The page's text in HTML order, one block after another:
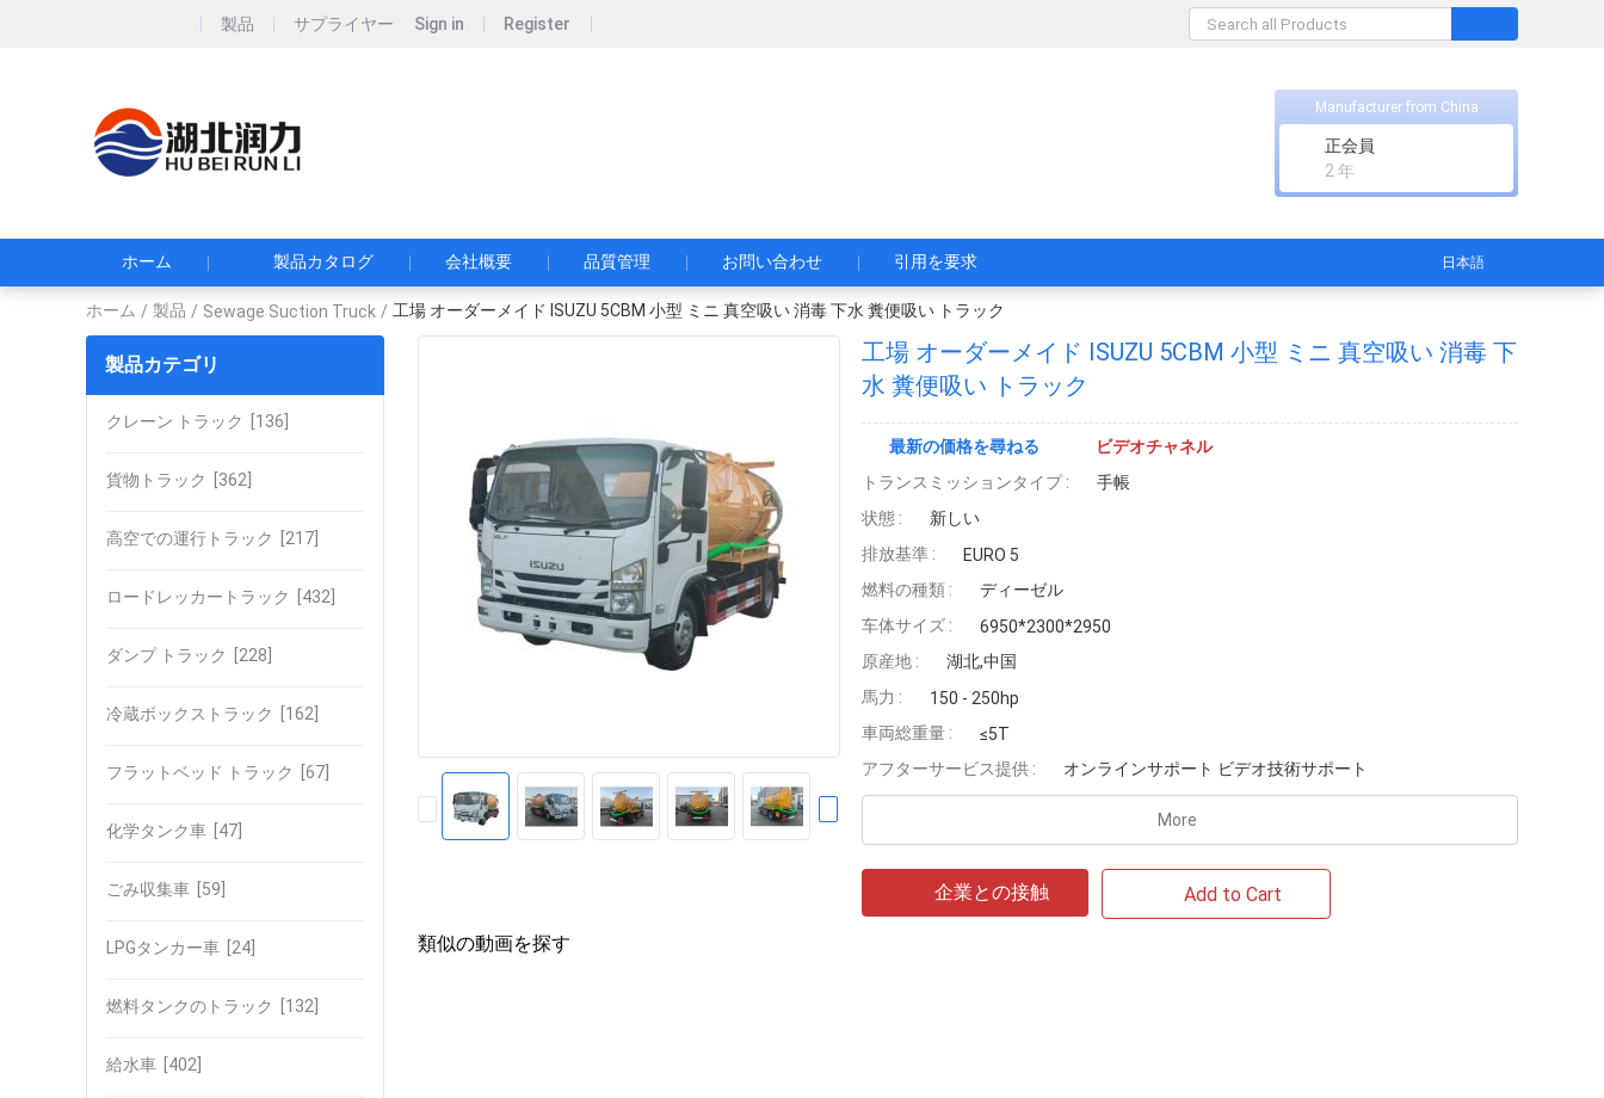
製品 サプライヤー Sign in Register
Manufacturer from China
正会員
2 年
ホーム 製品カタログ 会社概要 品質管理 お問い合わせ 引用を要求 日本語
ホーム / 製品 / Sewage Suction Truck / 工場 オーダーメイド ISUZU 5CBM 小型 ミニ 真空吸い 消毒 下水 糞便吸い トラック
製品カテゴリ
クレーン トラック [136]
貨物トラック [362]
高空での運行トラック [217]
ロードレッカートラック [432]
ダンプ トラック [228]
冷蔵ボックストラック [162]
フラットベッド トラック [67]
化学タンク車 [47]
ごみ収集車 [59]
LPGタンカー車 [24]
燃料タンクのトラック [132]
給水車 [402]
工場 オーダーメイド ISUZU 5CBM 小型 ミニ 真空吸い 消毒 下
水 糞便吸い トラック
最新の価格を尋ねる
ビデオチャネル
トランスミッションタイプ :
手帳
状態 :
新しい
排放基準 :
EURO 5
燃料の種類 :
ディーゼル
车体サイズ :
6950*2300*2950
原産地 :
湖北,中国
馬力 :
150 - 250hp
車両総重量 :
≤5T
アフターサービス提供 :
オンラインサポート ビデオ技術サポート
More
企業との接触 Add to Cart
類似の動画を探す